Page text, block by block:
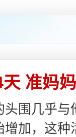
准妈
几乎与他
加，这